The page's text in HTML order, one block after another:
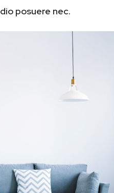
posuere nec.